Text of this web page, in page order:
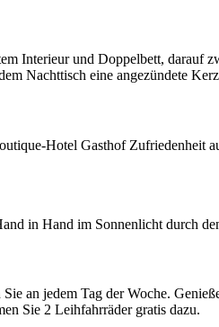
Hotel Gasthof Zufriedenheit
an jedem Tag der Woche.
Sie 2 Leihfahrräder gratis dazu.